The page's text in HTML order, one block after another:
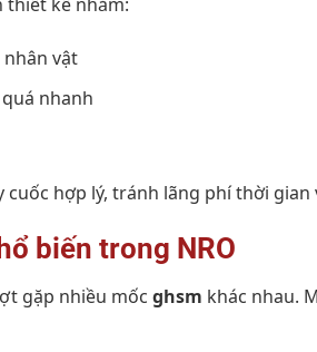
vật
nhanh
cuốc hợp lý, tránh lãng phí thời gian
biến trong NRO
gặp nhiều mốc ghsm khác nhau.